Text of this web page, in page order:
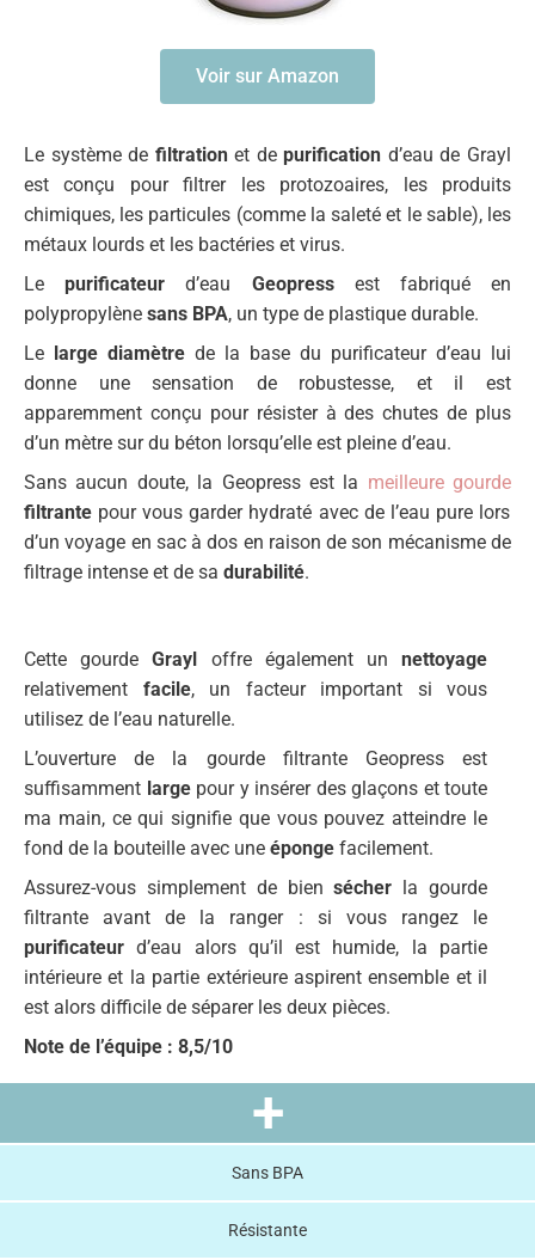
Voir sur Amazon
Le système de filtrationet depurification d’eau de Grayl
est conçu pour filtrer les protozoaires, les produits
chimiques, les particules (comme la saleté et le sable), les
métaux lourds et les bactéries et virus.
Lepurificateur d’eau Geopressest fabriqué en
polypropylène sans BPA, un type de plastique durable.
Le large diamètre de la base du purificateur d’eau lui
donne une sensation de robustesse, et il est
apparemment conçu pour résister à des chutes de plus
d’un mètre sur du béton lorsqu’elle est pleine d’eau.
Sans aucun doute, la Geopress est la meilleure gourde
filtrante pour vous garder hydraté avec de l’eau pure lors
d’un voyage en sac à dos en raison de son mécanisme de
filtrage intense et de sa durabilité.
Cette gourdeGrayl offre également unnettoyage
relativement facile, un facteur important si vous
utilisez de l’eau naturelle.
L’ouverture de la gourde filtrante Geopress est
suffisamment largepour y insérer des glaçons et toute
ma main, ce qui signifie que vous pouvez atteindre le
fond de la bouteille avec une éponge facilement.
Assurez-vous simplement de biensécher la gourde
filtrante avant de la ranger : si vous rangez le
purificateur d’eau alors qu’il est humide, la partie
intérieure et la partie extérieure aspirent ensemble et il
est alors difficile de séparer les deux pièces.
Note de l’équipe : 8,5/10
+
Sans BPA
Résistante